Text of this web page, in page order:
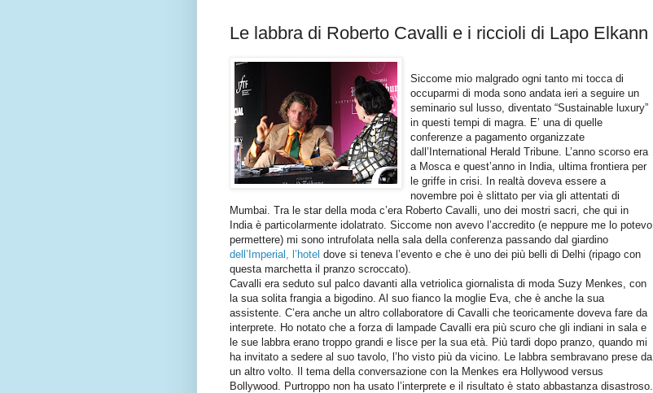
Le labbra di Roberto Cavalli e i riccioli di Lapo Elkann
Siccome mio malgrado ogni tanto mi tocca di
occuparmi di moda sono andata ieri a seguire un
seminario sul lusso, diventato “Sustainable luxury”
in questi tempi di magra. E’ una di quelle
conferenze a pagamento organizzate
dall’International Herald Tribune. L’anno scorso era
a Mosca e quest’anno in India, ultima frontiera per
le griffe in crisi. In realtà doveva essere a
novembre poi è slittato per via gli attentati di
Mumbai. Tra le star della moda c’era Roberto Cavalli, uno dei mostri sacri, che qui in
India è particolarmente idolatrato. Siccome non avevo l’accredito (e neppure me lo potevo
permettere) mi sono intrufolata nella sala della conferenza passando dal giardino
dell’Imperial, l’hotel dove si teneva l’evento e che è uno dei più belli di Delhi (ripago con
questa marchetta il pranzo scroccato).
Cavalli era seduto sul palco davanti alla vetriolica giornalista di moda Suzy Menkes, con
la sua solita frangia a bigodino. Al suo fianco la moglie Eva, che è anche la sua
assistente. C’era anche un altro collaboratore di Cavalli che teoricamente doveva fare da
interprete. Ho notato che a forza di lampade Cavalli era più scuro che gli indiani in sala e
le sue labbra erano troppo grandi e lisce per la sua età. Più tardi dopo pranzo, quando mi
ha invitato a sedere al suo tavolo, l’ho visto più da vicino. Le labbra sembravano prese da
un altro volto. Il tema della conversazione con la Menkes era Hollywood versus
Bollywood. Purtroppo non ha usato l’interprete e il risultato è stato abbastanza disastroso.